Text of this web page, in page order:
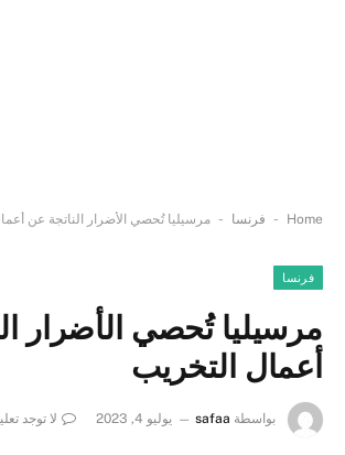
Home
- فرنسا - مرسيليا تُحصي الأضرار الناتجة عن
فرنسا
مرسيليا تُحصي الأضرار
أعمال التخريب
بواسطة safaa يوليو 4, 2023 لا توجد